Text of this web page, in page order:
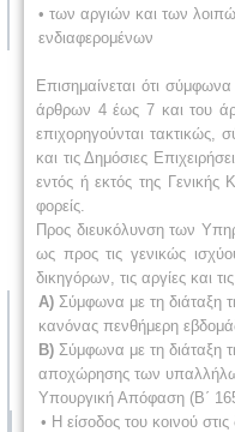
• των αργιών και των
ενδιαφερομένων
Επισημαίνεται ότι
άρθρων 4 έως 7 και του
επιχορηγούνται τακτικώς,
και τις Δημόσιες
εντός ή εκτός της
φορείς.
Προς διευκόλυνση των
ως προς τις γενικώς
δικηγόρων, τις αργίες και
Α) Σύμφωνα με τη διάταξη
κανόνας πενθήμερη
Β) Σύμφωνα με τη διάταξη
αποχώρησης των
Υπουργική Απόφαση (Β΄
• Η είσοδος του κοινού